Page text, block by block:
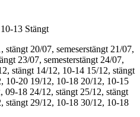
10-13 Stängt
stängt 20/07, semeserstängt 21/07,
23/07, semesterstängt 24/07,
stängt 14/12, 10-14 15/12, stängt
10-20 19/12, 10-18 20/12, 10-15
09-18 24/12, stängt 25/12, stängt
stängt 29/12, 10-18 30/12, 10-18